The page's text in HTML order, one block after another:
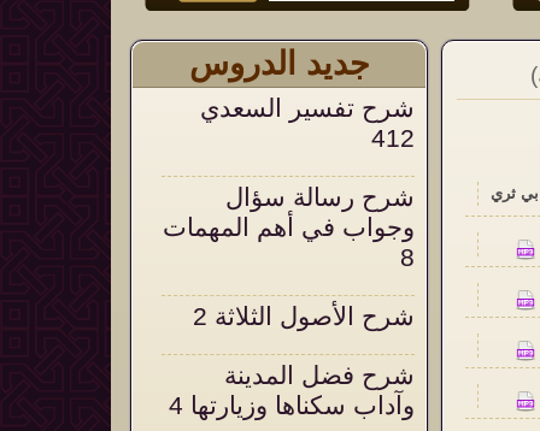
جديد الدروس
شرح تفسير السعدي
412
شرح رسالة سؤال
وجواب في أهم المهمات
8
شرح الأصول الثلاثة 2
شرح فضل المدينة
وآداب سكناها وزيارتها 4
بي ثري